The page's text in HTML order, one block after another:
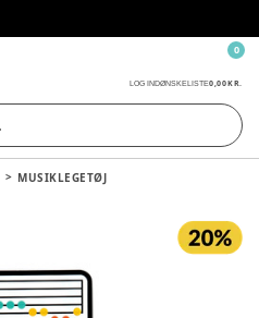
LOG INDØNSKELISTE0,00 KR.
0
MUSIKLEGETØJ